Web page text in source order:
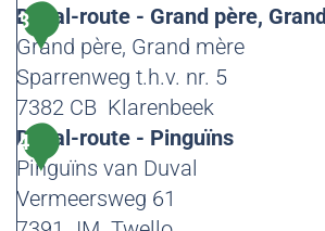
l
-
r
o
u
t
e
D
u
v
a
l
-
r
3
Duval-route - Grand père,
Grand père, Grand mère
Sparrenweg t.h.v. nr. 5
7382 CB Klarenbeek
D
u
v
4
Duval-route - Pinguïns
Pinguïns van Duval
Vermeersweg 61